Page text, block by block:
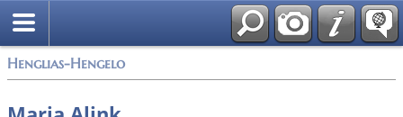
Henglias-Hengelo